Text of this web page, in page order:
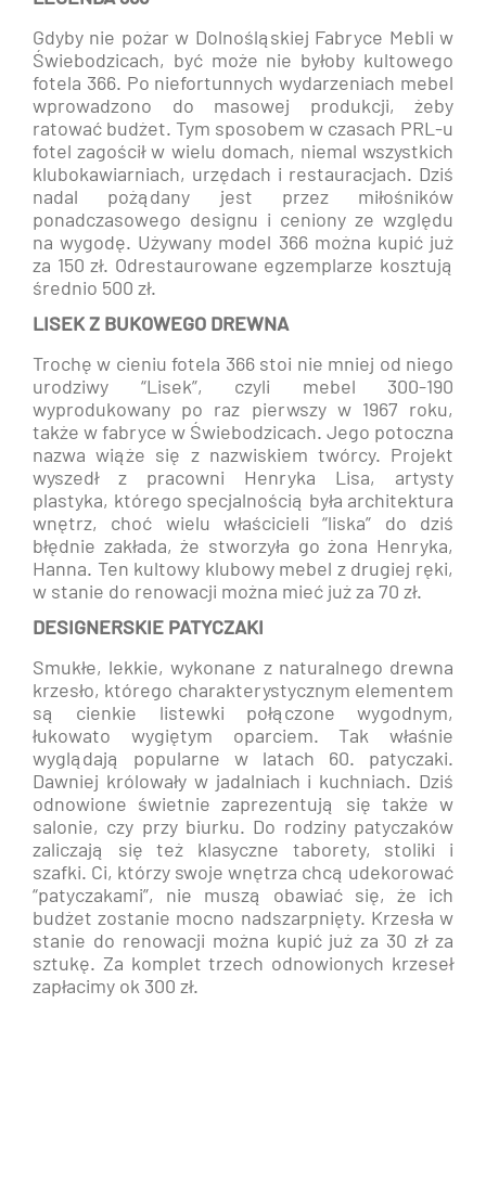
Gdyby nie pożar w Dolnośląskiej Fabryce Mebli w
Świebodzicach, być może nie byłoby kultowego
fotela 366. Po niefortunnych wydarzeniach mebel
wprowadzono do masowej produkcji, żeby
ratować budżet. Tym sposobem w czasach PRL-u
fotel zagościł w wielu domach, niemal wszystkich
klubokawiarniach, urzędach i restauracjach. Dziś
nadal pożądany jest przez miłośników
ponadczasowego designu i ceniony ze względu
na wygodę. Używany model 366 można kupić już
za 150 zł. Odrestaurowane egzemplarze kosztują
średnio 500 zł.
LISEK Z BUKOWEGO DREWNA
Trochę w cieniu fotela 366 stoi nie mniej od niego
urodziwy “Lisek”, czyli mebel 300-190
wyprodukowany po raz pierwszy w 1967 roku,
także w fabryce w Świebodzicach. Jego potoczna
nazwa wiąże się z nazwiskiem twórcy. Projekt
wyszedł z pracowni Henryka Lisa, artysty
plastyka, którego specjalnością była architektura
wnętrz, choć wielu właścicieli “liska” do dziś
błędnie zakłada, że stworzyła go żona Henryka,
Hanna. Ten kultowy klubowy mebel z drugiej ręki,
w stanie do renowacji można mieć już za 70 zł.
DESIGNERSKIE PATYCZAKI
Smukłe, lekkie, wykonane z naturalnego drewna
krzesło, którego charakterystycznym elementem
są cienkie listewki połączone wygodnym,
łukowato wygiętym oparciem. Tak właśnie
wyglądają popularne w latach 60. patyczaki.
Dawniej królowały w jadalniach i kuchniach. Dziś
odnowione świetnie zaprezentują się także w
salonie, czy przy biurku. Do rodziny patyczaków
zaliczają się też klasyczne taborety, stoliki i
szafki. Ci, którzy swoje wnętrza chcą udekorować
“patyczakami”, nie muszą obawiać się, że ich
budżet zostanie mocno nadszarpnięty. Krzesła w
stanie do renowacji można kupić już za 30 zł za
sztukę. Za komplet trzech odnowionych krzeseł
zapłacimy ok 300 zł.